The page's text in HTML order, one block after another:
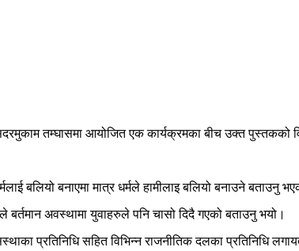
तम्घासमा आयोजित एक कार्यक्रमका बीच उक्त पुस्तकको
बलियो बनाएमा मात्र धर्मले हामीलाइ बलियो बनाउने बताउनु
बर्तमान अवस्थामा युवाहरुले पनि चासो दिदै गएको बताउनु भयो।
प्रतिनिधि सहित विभिन्न राजनीतिक दलका प्रतिनिधि